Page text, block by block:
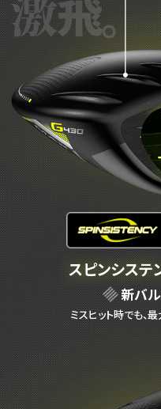
スピンシステ
新バ
ミスヒット時でも、